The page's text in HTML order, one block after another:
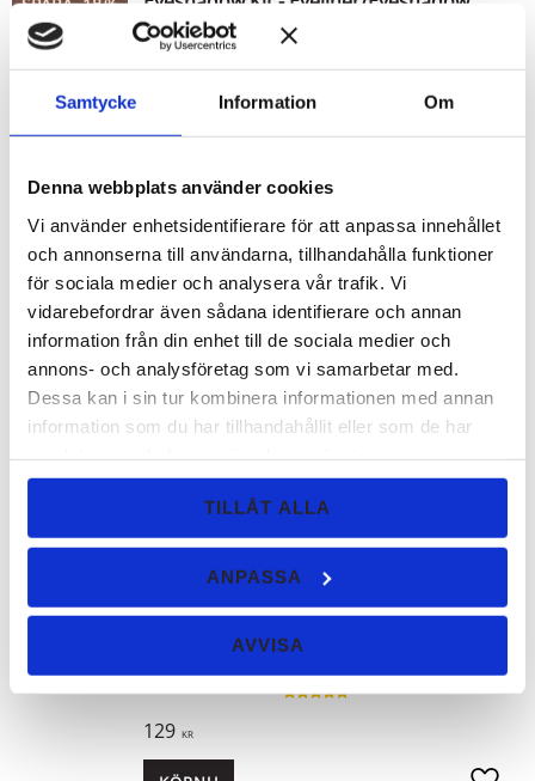
Samtycke Information Om
Denna webbplats använder cookies
Vi använder enhetsidentifierare för att anpassa innehållet
och annonserna till användarna, tillhandahålla funktioner
för sociala medier och analysera vår trafik. Vi
vidarebefordrar även sådana identifierare och annan
information från din enhet till de sociala medier och
annons- och analysföretag som vi samarbetar med.
Dessa kan i sin tur kombinera informationen med annan
information som du har tillhandahållit eller som de har
TILLÅT ALLA
ANPASSA
AVVISA
borste
Kit med 2 valfria ögonskuggor inkl. en
Eyeshadow/Eyeliner borste!
366 KR
Eyeliner/Shadow borste
Två borstar i en. Passar för både
ögonskugga och eyeliner.
108 KR
KÖP
Misty Pink, burk 1 gr
En ögonskugga i dimmig rosa nyans med
129 KR